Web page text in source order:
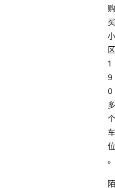
购
买
小
区
1
9
0
多
个
车
位
。
陌